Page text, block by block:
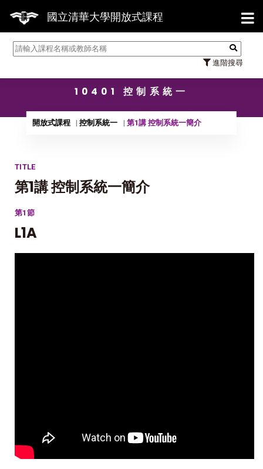
國立清華大學開放式課程
進階搜尋
【7/
10401 控制系統一
開放式課程 控制系統一 第1講 控制系統一簡介
TITLE
第1講 控制系統一簡介
第1節
L1A